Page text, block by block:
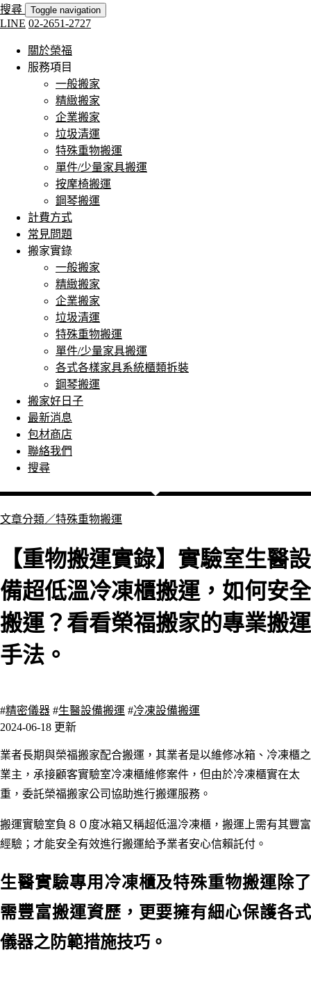
搜尋 Toggle navigation
LINE 02-2651-2727
關於榮福
服務項目
一般搬家
精緻搬家
企業搬家
垃圾清運
特殊重物搬運
單件/少量家具搬運
按摩椅搬運
鋼琴搬運
計費方式
常見問題
搬家實錄
一般搬家
精緻搬家
企業搬家
垃圾清運
特殊重物搬運
單件/少量家具搬運
各式各樣家具系統櫃類拆裝
鋼琴搬運
搬家好日子
最新消息
包材商店
聯絡我們
搜尋
文章分類／特殊重物搬運
【重物搬運實錄】實驗室生醫設
備超低溫冷凍櫃搬運，如何安全
搬運？看看榮福搬家的專業搬運
手法。
#精密儀器 #生醫設備搬運 #冷凍設備搬運
2024-06-18 更新
業者長期與榮福搬家配合搬運，其業者是以維修冰箱、冷凍櫃之
業主，承接顧客實驗室冷凍櫃維修案件 ， 但由於冷凍櫃實在太
重，委託榮福搬家公司協助進行搬運服務。
搬運實驗室負８０度冰箱又稱超低溫冷凍櫃，搬運上需有其豐富
經驗；才能安全有效進行搬運給予業者安心信賴託付。
生醫實驗專用冷凍櫃及特殊重物搬運除了
需豐富搬運資歷，更要擁有細心保護各式
儀器之防範措施技巧。